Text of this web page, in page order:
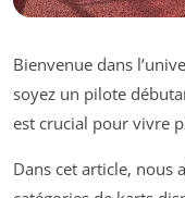
Bienvenue dans
soyez un pilote
est crucial pour vivre
Dans cet article, nous